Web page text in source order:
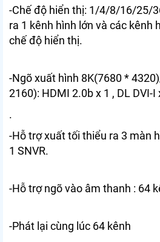
-Chế độ hiển thị: 1/4/8/16/25/
ra 1 kênh hình lớn và các kênh
chế độ hiển thị.
-Ngõ xuất hình 8K(7680 *
2160): HDMI 2.0b x 1 , DL DVI-I
.
-Hỗ trợ xuất tối thiểu ra 3 màn
1 SNVR.
-Hỗ trợ ngõ vào âm thanh : 64
-Phát lại cùng lúc 64 kênh